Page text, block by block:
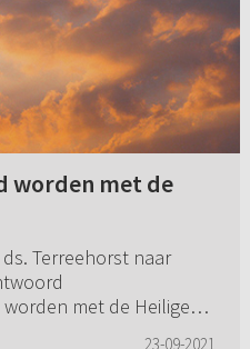
worden met de
Terreehorst naar
met de Heilige
23-09-2021